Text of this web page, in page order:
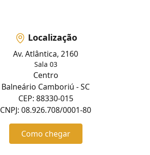
Localização
Av. Atlântica, 2160
Sala 03
Centro
Balneário Camboriú - SC
CEP: 88330-015
CNPJ: 08.926.708/0001-80
Como chegar